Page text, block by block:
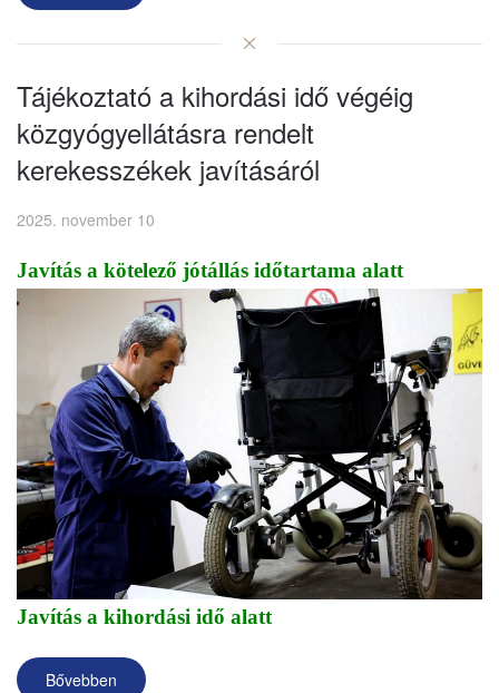
Tájékoztató a kihordási idő végéig
közgyógyellátásra rendelt
kerekesszékek javításáról
2025. november 10
Javítás a kötelező jótállás időtartama alatt
Javítás a kihordási idő alatt
Bővebben